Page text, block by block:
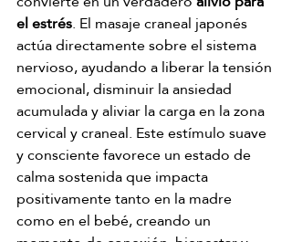
el estrés. El masaje craneal japonés
actúa directamente sobre el sistema
nervioso, ayudando a liberar la tensión
emocional, disminuir la ansiedad
acumulada y aliviar la carga en la zona
cervical y craneal. Este estímulo suave
y consciente favorece un estado de
calma sostenida que impacta
positivamente tanto en la madre
como en el bebé, creando un